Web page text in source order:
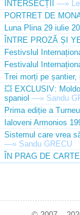
INTERSECȚII —»
PORTRET DE
Luna Plina 29 iulie
ÎNTRE PROZĂ ȘI
Festivslul
Festivalul
Trei morți pe șantier,
💥 EXCLUSIV:
spaniol —» Sandu
Prima ediție a
Ialoveni Armonios
Sistemul care vrea
—» Sandu GRECU
ÎN PRAG DE